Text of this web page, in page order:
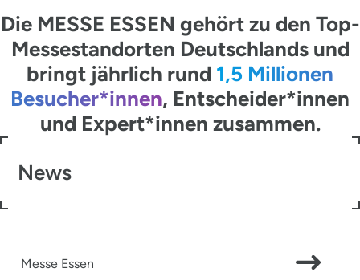
Die MESSE ESSEN gehört zu den Top-
Messestandorten Deutschlands und
bringt jährlich rund 1,5 Millionen
Besucher*innen, Entscheider*innen
und Expert*innen zusammen.
News
Messe Essen